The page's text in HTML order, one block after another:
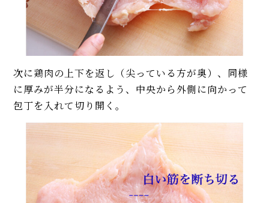
次に鶏肉の上下を返し（尖っている方が奥）、同様
に厚みが半分になるよう、中央から外側に向かって
包丁を入れて切り開く。